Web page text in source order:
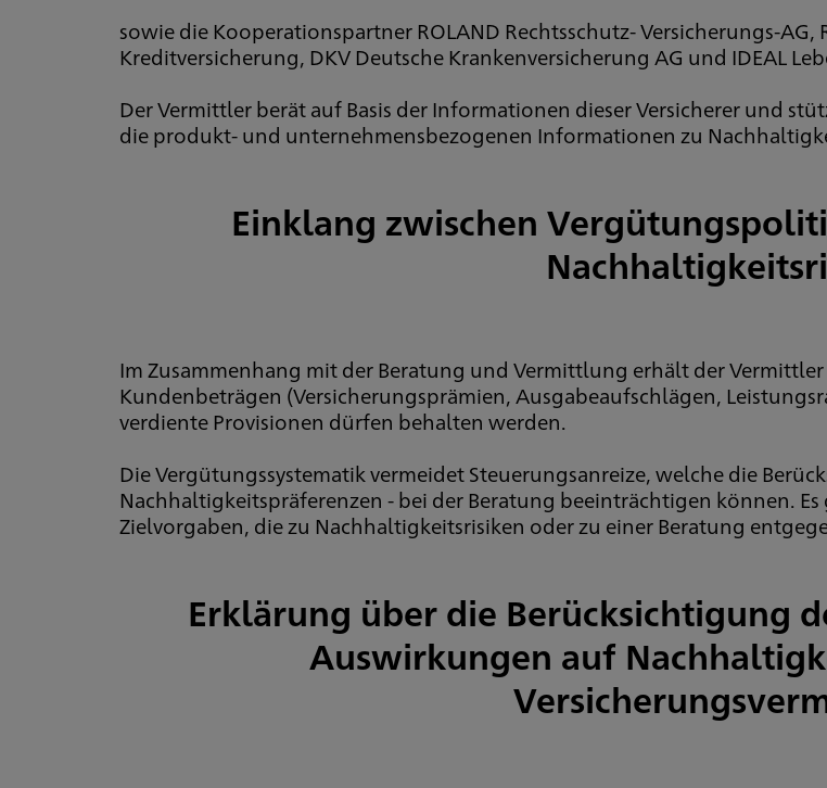
sowie die Kooperationspartner ROLAND Rechtsschutz- Versicherungs-
Kreditversicherung, DKV Deutsche Krankenversicherung AG und IDEAL
Der Vermittler berät auf Basis der Informationen dieser Versicherer und
die produkt- und unternehmensbezogenen Informationen zu
Einklang zwischen
Im Zusammenhang mit der Beratung und Vermittlung erhält der
Kundenbeträgen (Versicherungsprämien, Ausgabeaufschlägen,
verdiente Provisionen dürfen behalten werden.
Die Vergütungssystematik vermeidet Steuerungsanreize, welche die
Nachhaltigkeitspräferenzen - bei der Beratung beeinträchtigen können.
Zielvorgaben, die zu Nachhaltigkeitsrisiken oder zu einer Beratung
Erklärung über die Berücksichtigung
Auswirkungen auf